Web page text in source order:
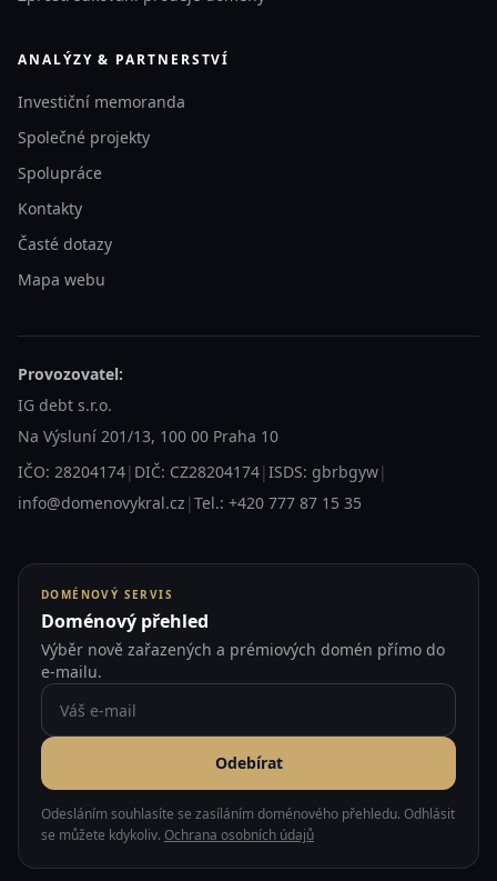
ANALÝZY & PARTNERSTVÍ
Investiční memoranda
Společné projekty
Spolupráce
Kontakty
Časté dotazy
Mapa webu
Provozovatel:
IG debt s.r.o.
Na Výsluní 201/13, 100 00 Praha 10
IČO: 28204174| DIČ: CZ28204174| ISDS: gbrbgyw|
info@domenovykral.cz | Tel.: +420 777 87 15 35
DOMÉNOVÝ SERVIS
Doménový přehled
Výběr nově zařazených a prémiových domén přímo do
e-mailu.
Odebírat
Odesláním souhlasíte se zasíláním doménového přehledu. Odhlásit
se můžete kdykoliv. Ochrana osobních údajů